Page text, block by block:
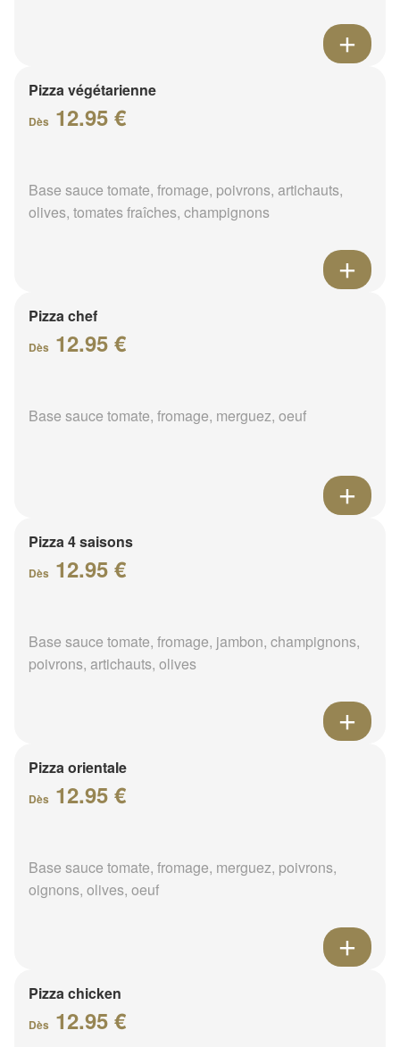
Pizza végétarienne
Dès 12.95 €
Base sauce tomate, fromage, poivrons, artichauts,
olives, tomates fraîches, champignons
Pizza chef
Dès 12.95 €
Base sauce tomate, fromage, merguez, oeuf
Pizza 4 saisons
Dès 12.95 €
Base sauce tomate, fromage, jambon, champignons,
poivrons, artichauts, olives
Pizza orientale
Dès 12.95 €
Base sauce tomate, fromage, merguez, poivrons,
oignons, olives, oeuf
Pizza chicken
Dès 12.95 €